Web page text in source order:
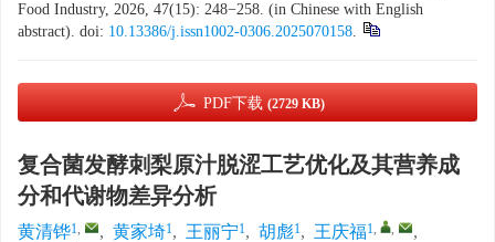
Food Industry, 2026, 47(15): 248−258. (in Chinese with English
abstract). doi: 10.13386/j.issn1002-0306.2025070158.
PDF下载 (2729 KB)
复合菌发酵刺梨原汁脱涩工艺优化及其营养成
分和代谢物差异分析
黄清铧1, , 黄家埼1, 王丽宁1, 胡彪1, 王庆福1, ,
,